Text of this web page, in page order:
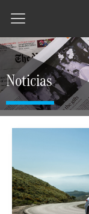
Noticias